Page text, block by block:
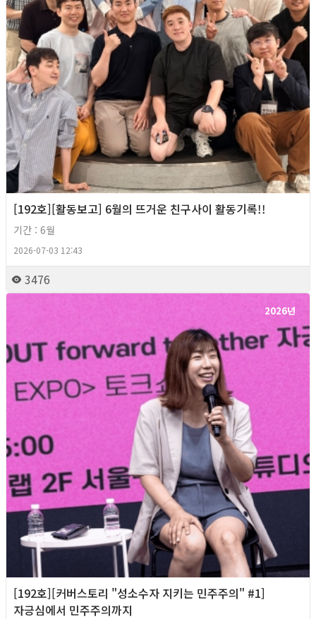
[192호][활동보고] 6월의 뜨거운 친구사이 활동기록!!
기간 : 6월
2026-07-03 12:43
3476
2026년
[192호][커버스토리 "성소수자 지키는 민주주의" #1]
자긍심에서 민주주의까지